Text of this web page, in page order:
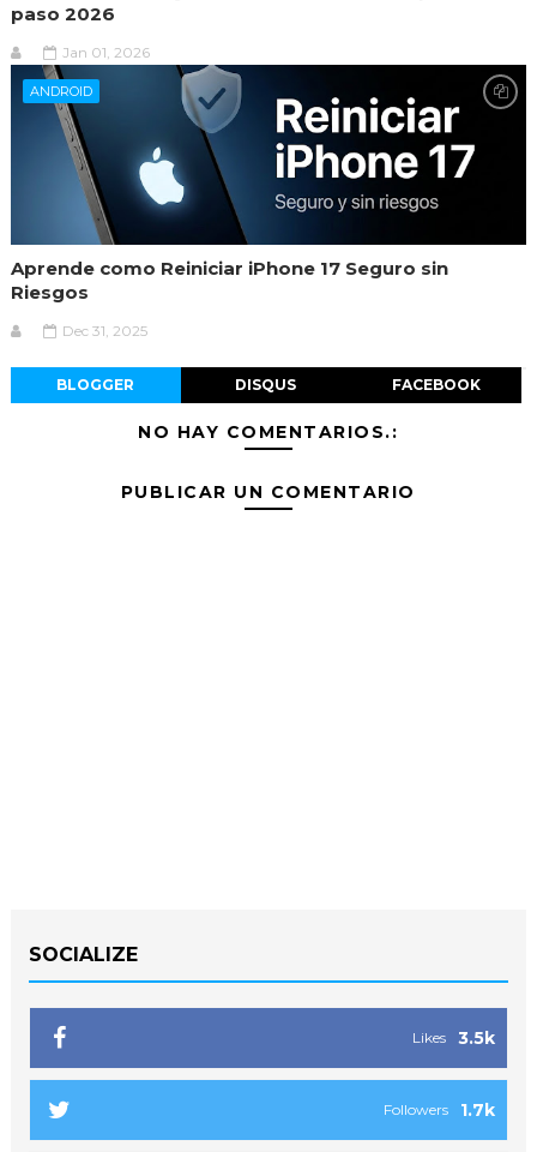
paso 2026
Jan 01, 2026
ANDROID
Aprende como Reiniciar iPhone 17 Seguro sin
Riesgos
Dec 31, 2025
BLOGGER DISQUS FACEBOOK
NO HAY COMENTARIOS.:
PUBLICAR UN COMENTARIO
SOCIALIZE
3.5k
Likes
1.7k
Followers